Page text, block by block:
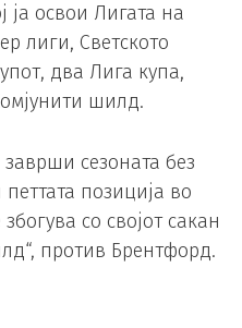
ја освои Лигата на
лиги, Светското
два Лига купа,
шилд.
сезоната без
позиција во
со својот сакан
против Брентфорд.